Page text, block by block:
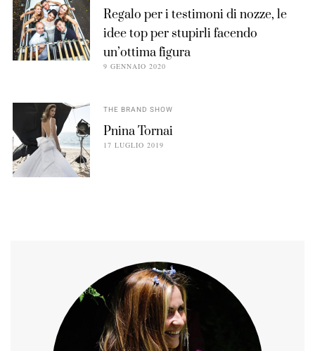
Regalo per i testimoni di nozze, le
idee top per stupirli facendo
un’ottima figura
9 GENNAIO 2020
THE BRAND SHOW
Pnina Tornai
17 LUGLIO 2019